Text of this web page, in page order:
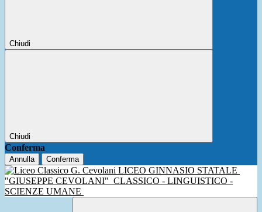
Chiudi
Chiudi
Conferma
Annulla Conferma
LICEO GINNASIO STATALE
"GIUSEPPE CEVOLANI" CLASSICO - LINGUISTICO -
SCIENZE UMANE